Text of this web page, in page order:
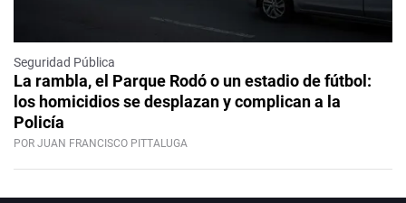
Seguridad Pública
La rambla, el Parque Rodó o un estadio de fútbol:
los homicidios se desplazan y complican a la
Policía
POR JUAN FRANCISCO PITTALUGA